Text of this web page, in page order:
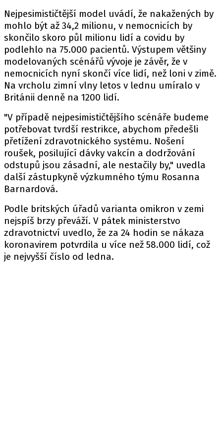
Nejpesimističtější model uvádí, že nakažených by
mohlo být až 34,2 milionu, v nemocnicích by
skončilo skoro půl milionu lidí a covidu by
podlehlo na 75.000 pacientů. Výstupem většiny
modelovaných scénářů vývoje je závěr, že v
nemocnicích nyní skončí více lidí, než loni v zimě.
Na vrcholu zimní vlny letos v lednu umíralo v
Británii denně na 1200 lidí.
"V případě nejpesimističtějšího scénáře budeme
potřebovat tvrdší restrikce, abychom předešli
přetížení zdravotnického systému. Nošení
roušek, posilující dávky vakcín a dodržování
odstupů jsou zásadní, ale nestačily by," uvedla
další zástupkyně výzkumného týmu Rosanna
Barnardová.
Podle britských úřadů varianta omikron v zemi
nejspíš brzy převáží. V pátek ministerstvo
zdravotnictví uvedlo, že za 24 hodin se nákaza
koronavirem potvrdila u více než 58.000 lidí, což
je nejvyšší číslo od ledna.